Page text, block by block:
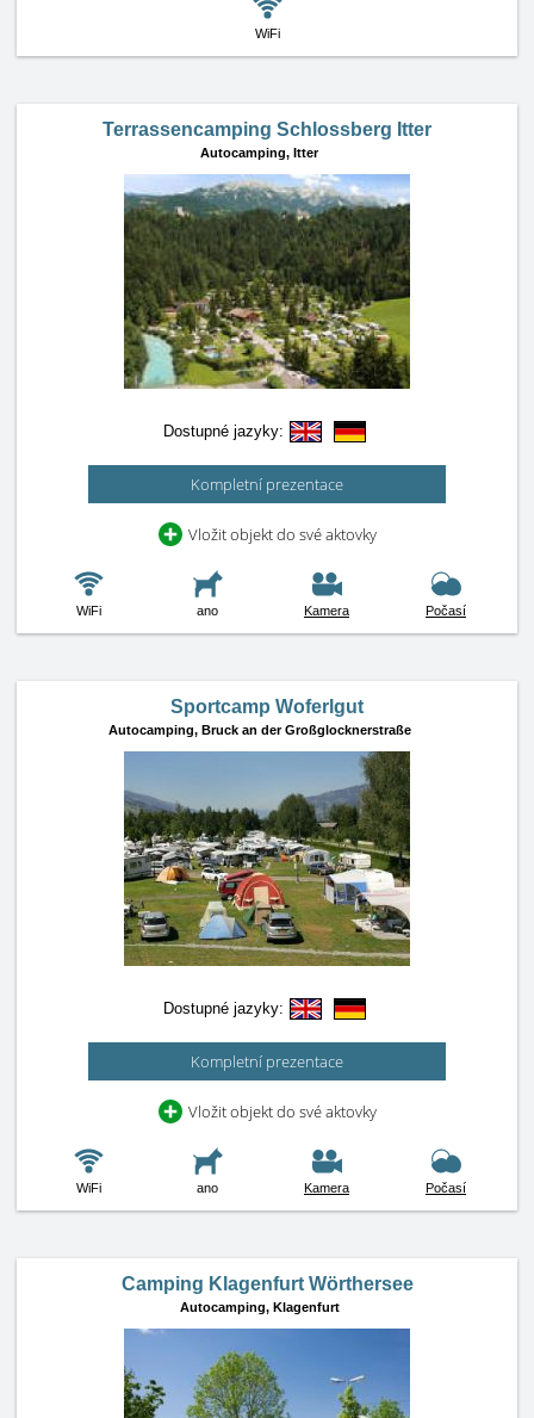
WiFi
Terrassencamping Schlossberg Itter
Autocamping, Itter
Dostupné jazyky:
Kompletní prezentace
Vložit objekt do své aktovky
WiFi ano Kamera Počasí
Sportcamp Woferlgut
Autocamping, Bruck an der Großglocknerstraße
Dostupné jazyky:
Kompletní prezentace
Vložit objekt do své aktovky
WiFi ano Kamera Počasí
Camping Klagenfurt Wörthersee
Autocamping, Klagenfurt